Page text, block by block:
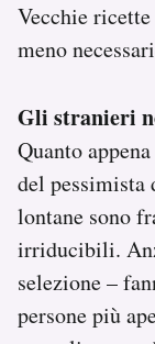
Vecchie
meno
Gli stranieri
Quanto
del pessimista
lontane sono
irriducibili.
selezione –
persone più